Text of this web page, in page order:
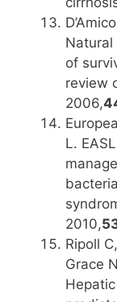
of
review
2006,
L.
2010,
Ripoll
Grace